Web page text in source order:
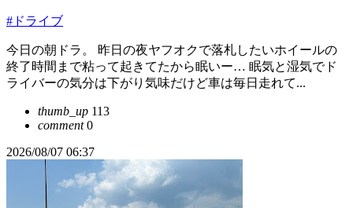
#ドライブ
今日の朝ドラ。 昨日の夜ヤフオクで落札したいホイールの
終了時間まで粘って起きてたから眠いー… 眠気と湿気でド
ライバーの気分は下がり気味だけど車は毎日走れて...
thumb_up 113
comment0
2026/08/07 06:37